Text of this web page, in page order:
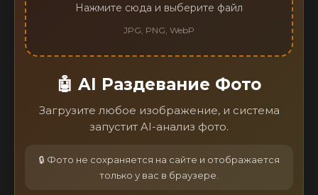
Нажмите сюда и выберите файл
JPG, PNG, WebP
🤖 AI Раздевание Фото
Загрузите любое изображение, и система
запустит AI-анализ фото.
🔒 Фото не сохраняется на сайте и отображается
только у вас в браузере.